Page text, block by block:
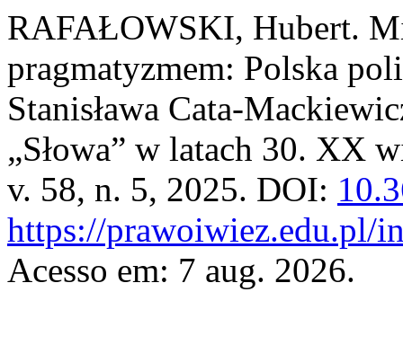
RAFAŁOWSKI, Hubert.
pragmatyzmem: Polska
Stanisława Cata-
„Słowa” w latach 30. XX
v. 58, n. 5, 2025. DOI:
https://prawoiwiez.edu.pl/
Acesso em: 7 aug. 2026.